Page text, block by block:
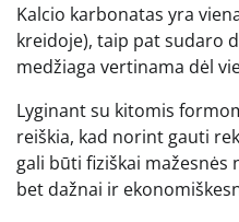
Kalcio karbonatas yra
kreidoje), taip pat sudaro
medžiaga vertinama dėl
Lyginant su kitomis
reiškia, kad norint gauti
gali būti fiziškai
bet dažnai ir